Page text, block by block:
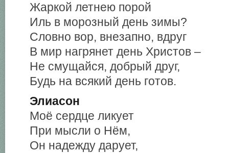
Жаркой летнею порой
Иль в морозный день зимы?
Словно вор, внезапно, вдруг
В мир нагрянет день Христов –
Не смущайся, добрый друг,
Будь на всякий день готов.
Элиасон
Моё сердце ликует
При мысли о Нём,
Он надежду дарует,